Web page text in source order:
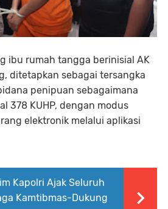
ibu rumah tangga berinisial AK
ditetapkan sebagai tersangka
penipuan sebagaimana
378 KUHP, dengan modus
elektronik melalui aplikasi
Kapolri Ajak Seluruh
Kamtibmas-Dukung